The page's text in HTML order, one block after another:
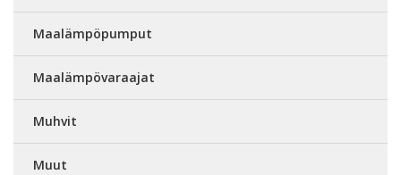
Maalämpöpumput
Maalämpövaraajat
Muhvit
Muut